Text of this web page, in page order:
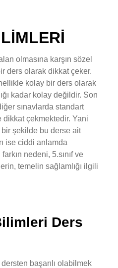
olmasına karşın sözel
ders olarak dikkat çeker.
kolay bir ders olarak
kadar kolay değildir. Son
sınavlarda standart
dikkat çekmektedir. Yani
bir şekilde bu derse ait
ise ciddi anlamda
nedeni, 5.sınıf ve
temelin sağlamlığı ilgili
Ders
başarılı olabilmek